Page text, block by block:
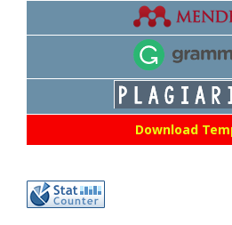
Download